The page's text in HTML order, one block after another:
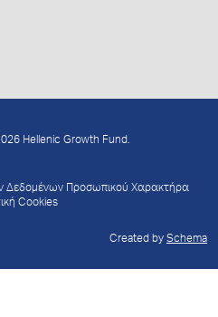
Hellenic Growth Fund.
Δεδομένων Προσωπικού Χαρακτήρα
Cookies
Created by Schema